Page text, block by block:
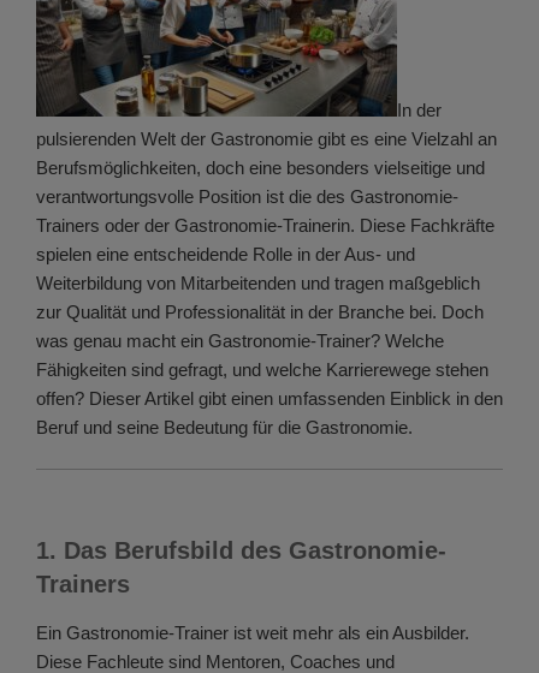
In der
pulsierenden Welt der Gastronomie gibt es eine Vielzahl an
Berufsmöglichkeiten, doch eine besonders vielseitige und
verantwortungsvolle Position ist die des Gastronomie-
Trainers oder der Gastronomie-Trainerin. Diese Fachkräfte
spielen eine entscheidende Rolle in der Aus- und
Weiterbildung von Mitarbeitenden und tragen maßgeblich
zur Qualität und Professionalität in der Branche bei. Doch
was genau macht ein Gastronomie-Trainer? Welche
Fähigkeiten sind gefragt, und welche Karrierewege stehen
offen? Dieser Artikel gibt einen umfassenden Einblick in den
Beruf und seine Bedeutung für die Gastronomie.
1. Das Berufsbild des Gastronomie-
Trainers
Ein Gastronomie-Trainer ist weit mehr als ein Ausbilder.
Diese Fachleute sind Mentoren, Coaches und